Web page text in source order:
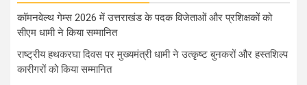
कॉमनवेल्थ गेम्स 2026 में उत्तराखंड के पदक विजेताओं और प्रशिक्षकों को
सीएम धामी ने किया सम्मानित
राष्ट्रीय हथकरघा दिवस पर मुख्यमंत्री धामी ने उत्कृष्ट बुनकरों और हस्तशिल्प
कारीगरों को किया सम्मानित